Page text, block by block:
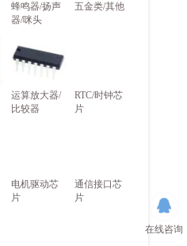
蜂鸣器/扬声
器/咪头
五金类/其他
运算放大器/
比较器
RTC/时钟芯
片
电机驱动芯
片
通信接口芯
片
在线咨询